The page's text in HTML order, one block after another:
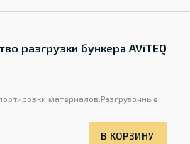
разгрузки бункера AViTEQ
материалов:Разгрузочные
В КОРЗИНУ